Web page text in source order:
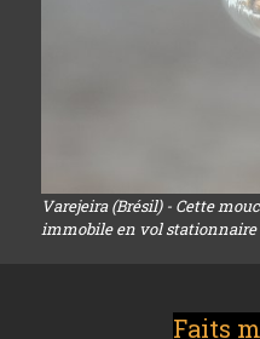
Varejeira (Brésil) - Cette
immobile en vol stationnaire
Faits